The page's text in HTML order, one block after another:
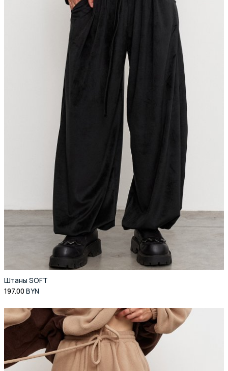
Штаны SOFT
197.00 BYN